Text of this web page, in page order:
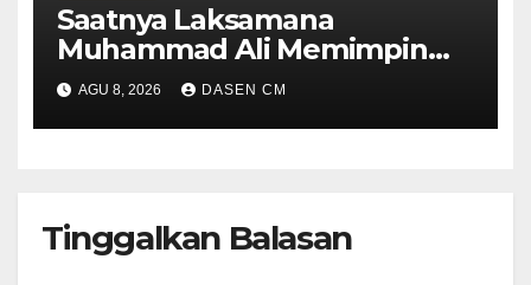
Saatnya Laksamana
Muhammad Ali Memimpin
TNI: Menjaga Keseimbangan
Politik dan Soliditas
Antarmatra
AGU 8, 2026 DASEN CM
Tinggalkan Balasan